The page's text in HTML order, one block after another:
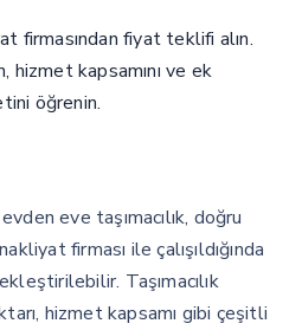
firmasından fiyat teklifi alın.
hizmet kapsamını ve ek
öğrenin.
eve taşımacılık, doğru
firması ile çalışıldığında
Taşımacılık
hizmet kapsamı gibi çeşitli